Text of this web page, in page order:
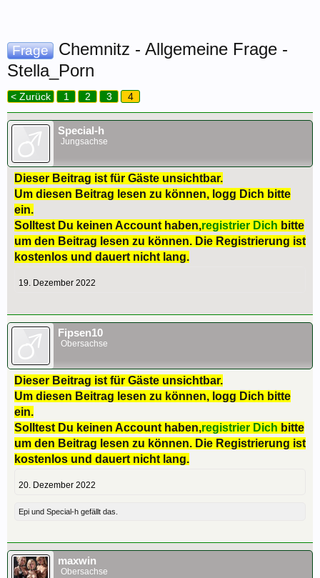
Frage
Chemnitz - Allgemeine Frage -
Stella_Porn
< Zurück 1 2 3 4
Special-h
Jungsachse
Dieser Beitrag ist für Gäste unsichtbar.
Um diesen Beitrag lesen zu können, logg Dich bitte
ein.
Solltest Du keinen Account haben,registrier Dich bitte
um den Beitrag lesen zu können. Die Registrierung ist
kostenlos und dauert nicht lang.
19. Dezember 2022
Fipsen10
Obersachse
Dieser Beitrag ist für Gäste unsichtbar.
Um diesen Beitrag lesen zu können, logg Dich bitte
ein.
Solltest Du keinen Account haben,registrier Dich bitte
um den Beitrag lesen zu können. Die Registrierung ist
kostenlos und dauert nicht lang.
20. Dezember 2022
Epi und Special-h gefällt das.
maxwin
Obersachse